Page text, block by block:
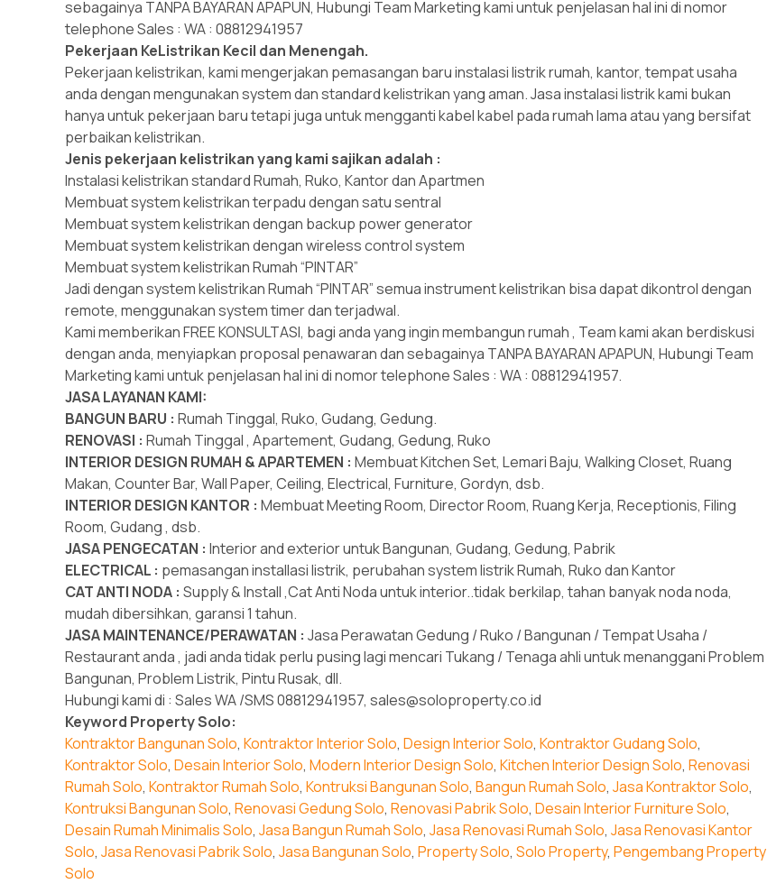
sebagainya TANPA BAYARAN APAPUN, Hubungi Team Marketing kami untuk penjelasan hal ini di nomor
telephone Sales : WA : 08812941957
Pekerjaan KeListrikan Kecil dan Menengah.
Pekerjaan kelistrikan, kami mengerjakan pemasangan baru instalasi listrik rumah, kantor, tempat usaha
anda dengan mengunakan system dan standard kelistrikan yang aman. Jasa instalasi listrik kami bukan
hanya untuk pekerjaan baru tetapi juga untuk mengganti kabel kabel pada rumah lama atau yang bersifat
perbaikan kelistrikan.
Jenis pekerjaan kelistrikan yang kami sajikan adalah :
Instalasi kelistrikan standard Rumah, Ruko, Kantor dan Apartmen
Membuat system kelistrikan terpadu dengan satu sentral
Membuat system kelistrikan dengan backup power generator
Membuat system kelistrikan dengan wireless control system
Membuat system kelistrikan Rumah “PINTAR”
Jadi dengan system kelistrikan Rumah “PINTAR” semua instrument kelistrikan bisa dapat dikontrol dengan
remote, menggunakan system timer dan terjadwal.
Kami memberikan FREE KONSULTASI, bagi anda yang ingin membangun rumah , Team kami akan berdiskusi
dengan anda, menyiapkan proposal penawaran dan sebagainya TANPA BAYARAN APAPUN, Hubungi Team
Marketing kami untuk penjelasan hal ini di nomor telephone Sales : WA : 08812941957.
JASA LAYANAN KAMI:
BANGUN BARU : Rumah Tinggal, Ruko, Gudang, Gedung.
RENOVASI : Rumah Tinggal , Apartement, Gudang, Gedung, Ruko
INTERIOR DESIGN RUMAH & APARTEMEN : Membuat Kitchen Set, Lemari Baju, Walking Closet, Ruang
Makan, Counter Bar, Wall Paper, Ceiling, Electrical, Furniture, Gordyn, dsb.
INTERIOR DESIGN KANTOR : Membuat Meeting Room, Director Room, Ruang Kerja, Receptionis, Filing
Room, Gudang , dsb.
JASA PENGECATAN : Interior and exterior untuk Bangunan, Gudang, Gedung, Pabrik
ELECTRICAL : pemasangan installasi listrik, perubahan system listrik Rumah, Ruko dan Kantor
CAT ANTI NODA : Supply & Install ,Cat Anti Noda untuk interior..tidak berkilap, tahan banyak noda noda,
mudah dibersihkan, garansi 1 tahun.
JASA MAINTENANCE/PERAWATAN : Jasa Perawatan Gedung / Ruko / Bangunan / Tempat Usaha /
Restaurant anda , jadi anda tidak perlu pusing lagi mencari Tukang / Tenaga ahli untuk menanggani Problem
Bangunan, Problem Listrik, Pintu Rusak, dll.
Hubungi kami di : Sales WA /SMS 08812941957, sales@soloproperty.co.id
Keyword Property Solo:
Kontraktor Bangunan Solo, Kontraktor Interior Solo, Design Interior Solo, Kontraktor Gudang Solo,
Kontraktor Solo, Desain Interior Solo, Modern Interior Design Solo, Kitchen Interior Design Solo, Renovasi
Rumah Solo, Kontraktor Rumah Solo, Kontruksi Bangunan Solo, Bangun Rumah Solo, Jasa Kontraktor Solo,
Kontruksi Bangunan Solo, Renovasi Gedung Solo, Renovasi Pabrik Solo, Desain Interior Furniture Solo,
Desain Rumah Minimalis Solo, Jasa Bangun Rumah Solo, Jasa Renovasi Rumah Solo, Jasa Renovasi Kantor
Solo, Jasa Renovasi Pabrik Solo, Jasa Bangunan Solo, Property Solo, Solo Property, Pengembang Property
Solo